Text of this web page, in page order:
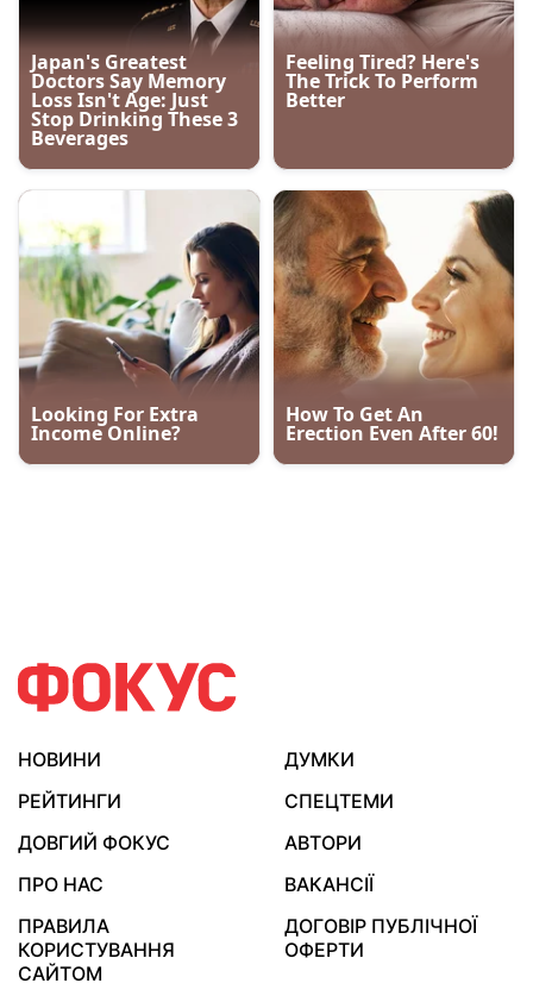
НОВИНИ
ДУМКИ
РЕЙТИНГИ
СПЕЦТЕМИ
ДОВГИЙ ФОКУС
АВТОРИ
ПРО НАС
ВАКАНСІЇ
ПРАВИЛА
КОРИСТУВАННЯ
САЙТОМ
ДОГОВІР ПУБЛІЧНОЇ
ОФЕРТИ